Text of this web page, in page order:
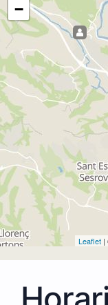
−
Leaflet |